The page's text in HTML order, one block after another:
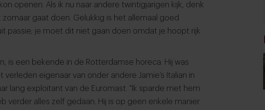
openen. Als ik nu naar andere twintigjarigen kijk, denk
gaat doen. Gelukkig is het allemaal goed
passie; je moet dit niet gaan doen omdat je hoopt rijk
is een bekende in de Rotterdamse horeca. Hij was
eigenaar van onder andere Jamie’s Italian in
lang exploitant van de Euromast. "Ik sparde met hem
verder alles zelf gedaan. Hij is op geen enkele manier